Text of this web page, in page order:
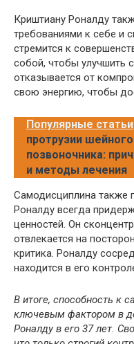
Криштиану Роналду
требованиями к себе и
стремится к
собой, чтобы улучшить
отказывается от
свою энергию, чтобы
Популярные статьи
протрузии
позвоночника:
и методы лечения
Самодисциплина также
Роналду всегда
ценностей. Он
отвлекается на
критика. Роналду
находится в его
В итоге, способность к
ключевым фактором в
Роналду в его 37 лет.